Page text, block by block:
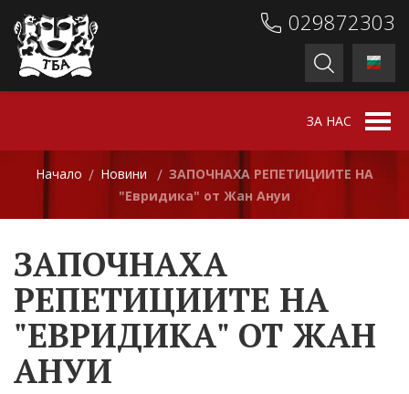
029872303
ЗА НАС
Начало / Новини / ЗАПОЧНАХА РЕПЕТИЦИИТЕ НА
"Евридика" от Жан Ануи
ЗАПОЧНАХА
РЕПЕТИЦИИТЕ НА
"ЕВРИДИКА" ОТ ЖАН
АНУИ